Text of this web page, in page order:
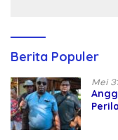
Berita Populer
Mei